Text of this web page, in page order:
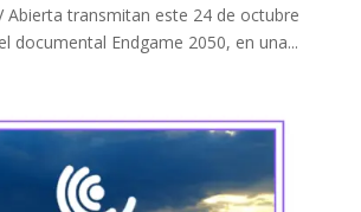
Abierta transmitan este 24 de octubre
documental Endgame 2050, en una...